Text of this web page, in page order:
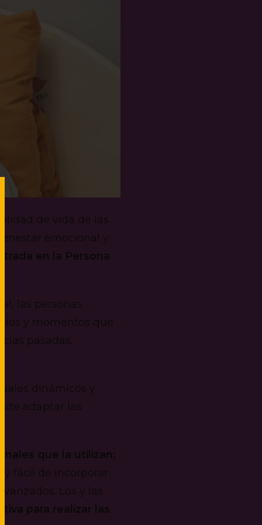
de vida de las
emocional y
en la Persona
las personas
y momentos que
pasadas,
dinámicos y
adaptar las
que la utilizan:
fácil de incorporar
Los y las
para realizar las